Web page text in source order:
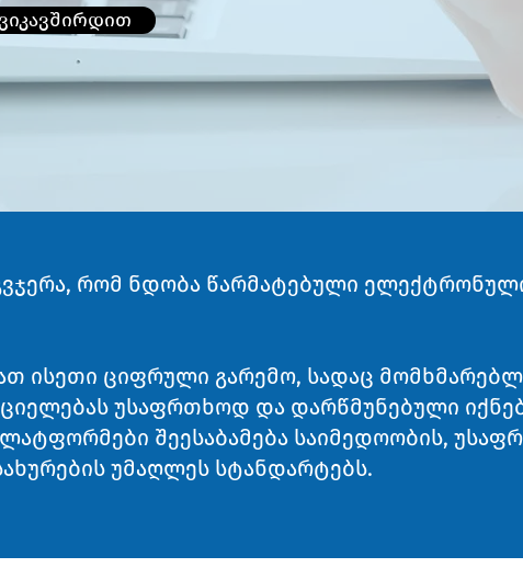
რომ ნდობა წარმატებული
ისეთი ციფრული გარემო, სადაც
უსაფრთხოდ და დარწმუნებული
შეესაბამება საიმედოობის,
უმაღლეს სტანდარტებს.